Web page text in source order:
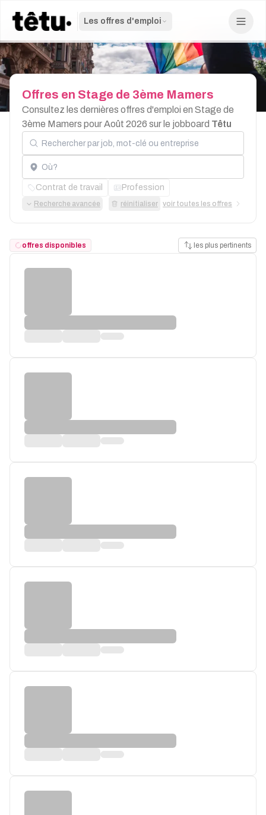
Les offres d'emploi
Offres en Stage de 3ème Mamers
Consultez les dernières offres d'emploi en Stage de
3ème Mamers pour Août 2026 sur le jobboard Têtu
Rechercher par job, mot-clé ou entreprise
Localisation
Contrat de travail Profession
Recherche avancée réinitialiser voir toutes les offres
offres disponibles les plus pertinents